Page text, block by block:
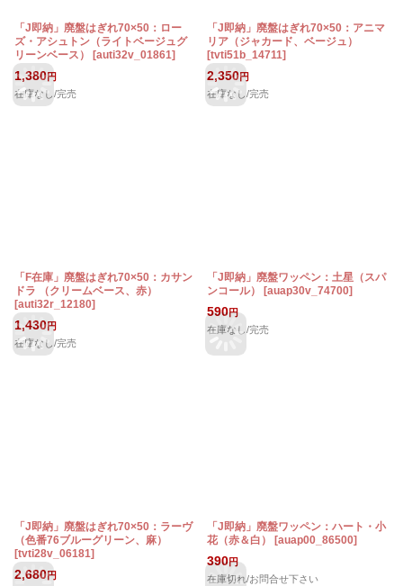
「J即納」廃盤はぎれ70×50：ロー
ズ・アシュトン（ライトベージュグ
リーンベース）
[auti32v_01861]
1,380円
在庫なし/完売
「J即納」廃盤はぎれ70×50：アニマ
リア（ジャカード、ベージュ）
[tvti51b_14711]
2,350円
在庫なし/完売
「F在庫」廃盤はぎれ70×50：カサン
ドラ （クリームベース、赤）
[auti32r_12180]
1,430円
在庫なし/完売
「J即納」廃盤ワッペン：土星（スパ
ンコール）
[auap30v_74700]
590円
在庫なし/完売
「J即納」廃盤はぎれ70×50：ラーヴ
（色番76ブルーグリーン、麻）
[tvti28v_06181]
2,680円
「J即納」廃盤ワッペン：ハート・小
花（赤＆白）
[auap00_86500]
390円
在庫切れ/お問合せ下さい